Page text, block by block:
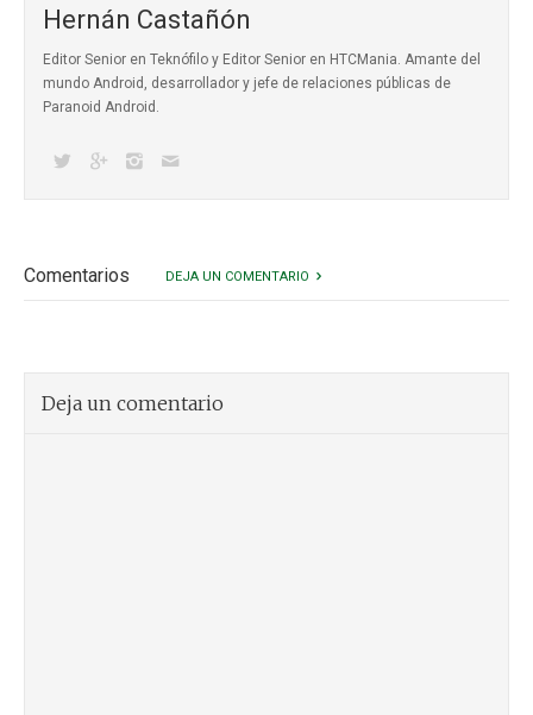
Hernán Castañón
Editor Senior en Teknófilo y Editor Senior en HTCMania. Amante del
mundo Android, desarrollador y jefe de relaciones públicas de
Paranoid Android.
Comentarios DEJA UN COMENTARIO
Deja un comentario